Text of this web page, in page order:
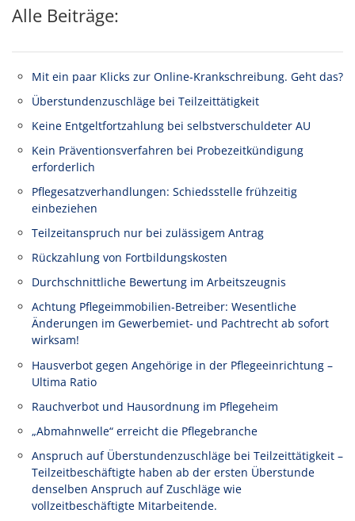
Alle Beiträge:
Mit ein paar Klicks zur Online-Krankschreibung. Geht das?
Überstundenzuschläge bei Teilzeittätigkeit
Keine Entgeltfortzahlung bei selbstverschuldeter AU
Kein Präventionsverfahren bei Probezeitkündigung
erforderlich
Pflegesatzverhandlungen: Schiedsstelle frühzeitig
einbeziehen
Teilzeitanspruch nur bei zulässigem Antrag
Rückzahlung von Fortbildungskosten
Durchschnittliche Bewertung im Arbeitszeugnis
Achtung Pflegeimmobilien-Betreiber: Wesentliche
Änderungen im Gewerbemiet- und Pachtrecht ab sofort
wirksam!
Hausverbot gegen Angehörige in der Pflegeeinrichtung –
Ultima Ratio
Rauchverbot und Hausordnung im Pflegeheim
„Abmahnwelle“ erreicht die Pflegebranche
Anspruch auf Überstundenzuschläge bei Teilzeittätigkeit –
Teilzeitbeschäftigte haben ab der ersten Überstunde
denselben Anspruch auf Zuschläge wie
vollzeitbeschäftigte Mitarbeitende.